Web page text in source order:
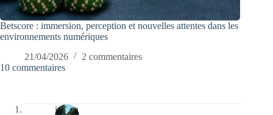
Betscore : immersion, perception et nouvelles attentes dans les
environnements numériques
21/04/2026
2 commentaires
10 commentaires
iwona